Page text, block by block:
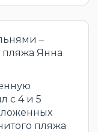
–
пляжа Янна
с 4 и 5
пляжа